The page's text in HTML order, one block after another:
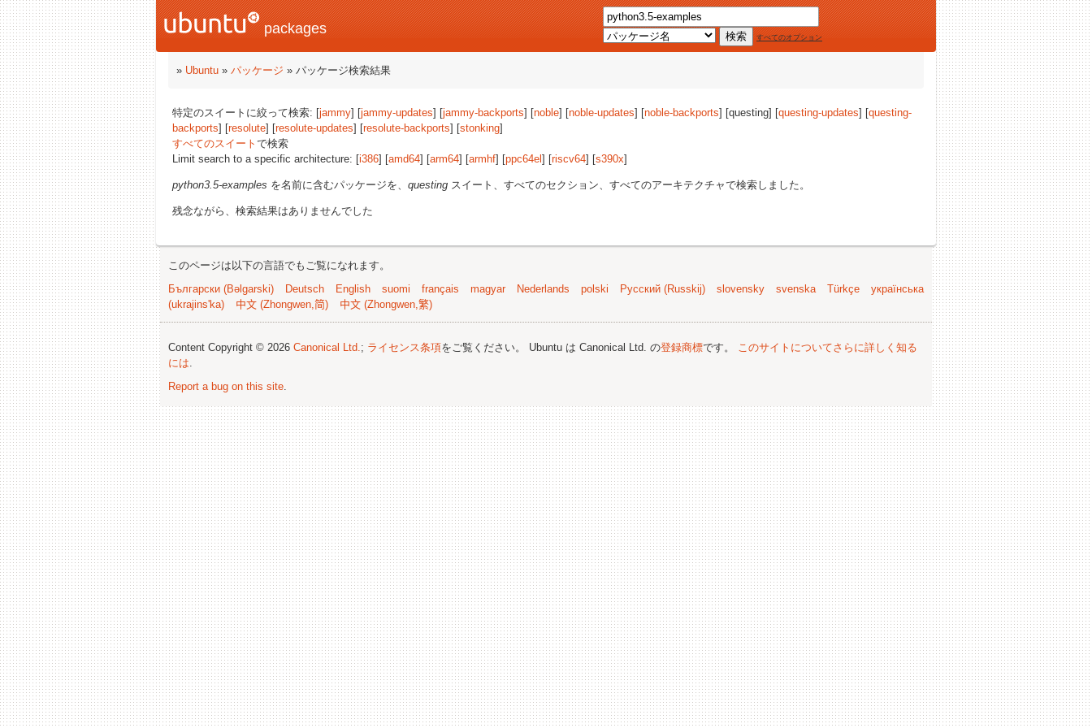
packages
すべてのオプション
» Ubuntu » パッケージ » パッケージ検索結果
特定のスイートに絞って検索: [jammy] [jammy-updates] [jammy-backports] [noble] [noble-updates] [noble-backports] [questing] [questing-updates] [questing-
backports] [resolute] [resolute-updates] [resolute-backports] [stonking]
すべてのスイート で検索
Limit search to a specific architecture: [i386] [amd64] [arm64] [armhf] [ppc64el ] [riscv64] [s390x]
python3.5-examples を名前に含むパッケージを、 questing スイート、すべてのセクション、すべてのアーキテクチャで検索しました。
残念ながら、検索結果はありませんでした
このページは以下の言語でもご覧になれます。
Български (Bəlgarski)
Deutsch English suomi français magyar Nederlands polski Русский (Russkij) slovensky svenska Türkçe
українська
(ukrajins'ka)
中文 (Zhongwen,简) 中文 (Zhongwen,繁)
Content Copyright © 2026 Canonical Ltd.; ライセンス条項をご覧ください。 Ubuntu は Canonical Ltd. の登録商標です。 このサイトについてさらに詳しく知る
には.
Report a bug on this site.